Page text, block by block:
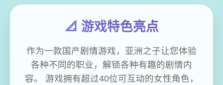
📐 游戏特色亮点
作为一款国产剧情游戏，亚洲之子让您体验
各种不同的职业，解锁各种有趣的剧情内
容。 游戏拥有超过40位可互动的女性角色，